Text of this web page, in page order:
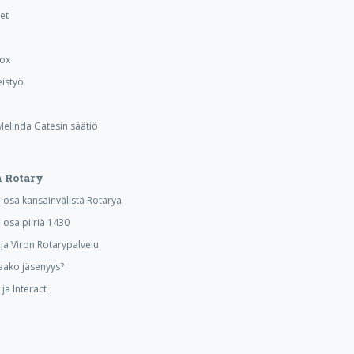
Gatesin säätiö
Rotary
kansainvälistä Rotarya
osa piiriä 1430
Viron Rotarypalvelu
jäsenyys?
Interact